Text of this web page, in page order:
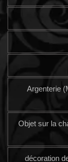
Argenterie
Objet sur la
décoration